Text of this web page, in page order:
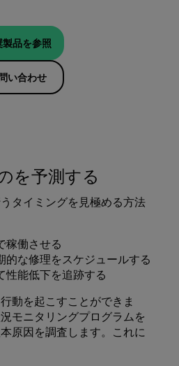
製品を参照
い合わせ
を予測する
タイミングを見極める方法
稼働させる
的な修理をスケジュールする
性能低下を追跡する
動を起こすことができま
モニタリングプログラムを
原因を調査します。これに